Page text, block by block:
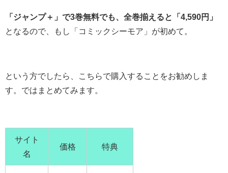
「ジャンプ＋」で3巻無料でも、全巻揃えると「4,590円」
となるので、もし「コミックシーモア」が初めて。
という方でしたら、こちらで購入することをお勧めしま
す。ではまとめてみます。
サイト
名
価格 特典